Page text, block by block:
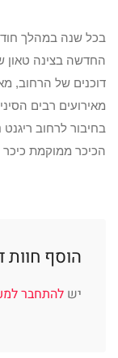
בכל שנה במהלך
החדשה בצינה טאון
דוכנים של הרחוב,
מאירועים רבים
הכיכר ממוקמת
הוסף חוות
יש להתחבר